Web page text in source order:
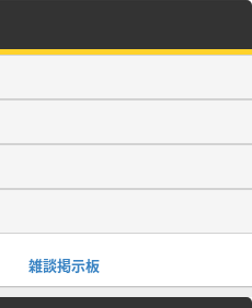
雑談掲示板